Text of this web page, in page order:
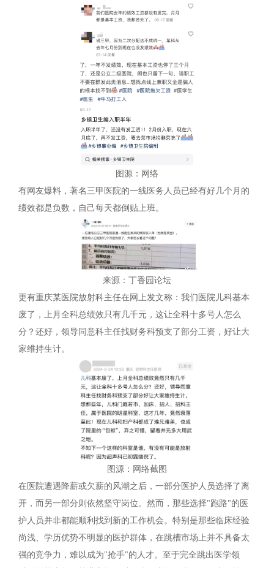
图源：网络
有网友爆料，著名三甲医院的一线医务人员已经有好几个月的
绩效都是负数，自己每天都倒贴上班。
来源：丁香园论坛
更有重庆某医院放射科主任在网上发文称：我们医院儿科基本
废了，上月全科总绩效只有几千元，这让全科十多号人怎么
分？还好，领导同意科主任找财务科预支了部分工资，好让大
家维持生计。
图源：网络截图
在医院遭遇降薪或欠薪的风潮之后，一部分医护人员选择了离
开，而另一部分则依然坚守岗位。然而，那些选择"跑路"的医
护人员并非都能顺利找到新的工作机会。特别是那些临床经验
尚浅、学历优势不明显的医护群体，在跳槽市场上并不具备太
强的竞争力，难以成为"抢手"的人才。至于完全跳出医学领